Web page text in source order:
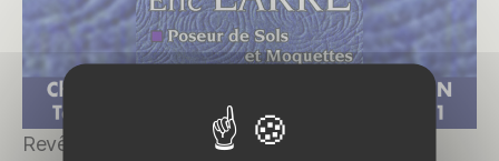
Revêtements de sols, poseur de sols et